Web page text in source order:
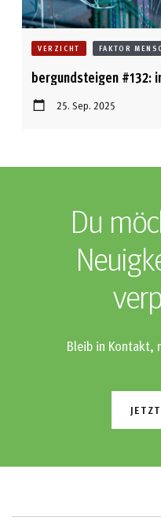
VERZICHT FAKTOR
bergundsteigen #132:
25. Sep. 2025
Du
Bleib in Kontakt,